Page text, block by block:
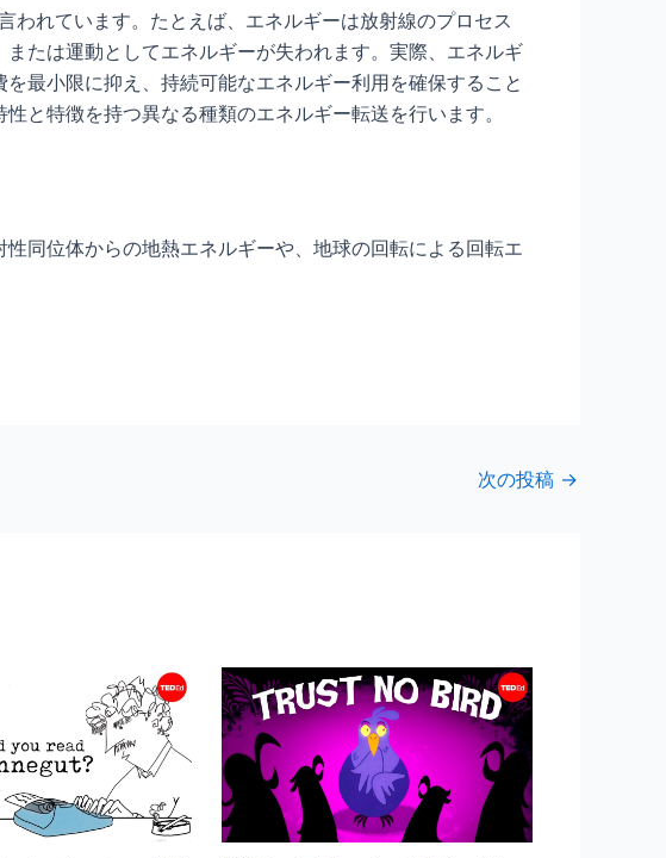
われています。たとえば、エネルギーは放射線のプロセス
たは運動としてエネルギーが失われます。実際、エネルギ
最小限に抑え、持続可能なエネルギー利用を確保すること
と特徴を持つ異なる種類のエネルギー転送を行います。
同位体からの地熱エネルギーや、地球の回転による回転エ
次の投稿 →